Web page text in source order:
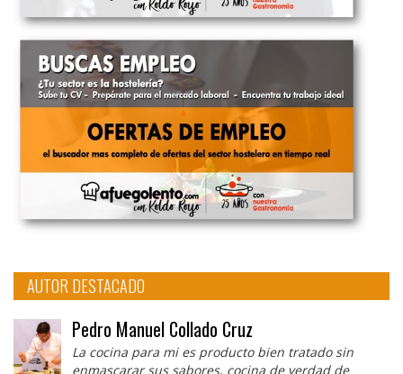
AUTOR DESTACADO
Pedro Manuel Collado Cruz
La cocina para mi es producto bien tratado sin
enmascarar sus sabores, cocina de verdad de